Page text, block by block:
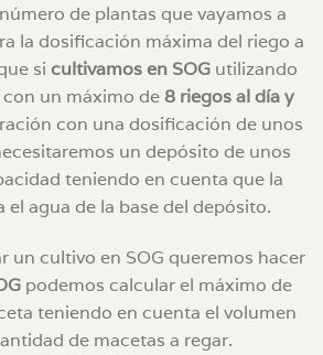
de plantas que vayamos a
la dosificación máxima del riego a
si cultivamos en SOG utilizando
un máximo de8 riegos al día y
con una dosificación de unos
un depósito de unos
teniendo en cuenta que la
agua de la base del depósito.
un cultivo en SOG queremos hacer
podemos calcular el máximo de
teniendo en cuenta el volumen
de macetas a regar.